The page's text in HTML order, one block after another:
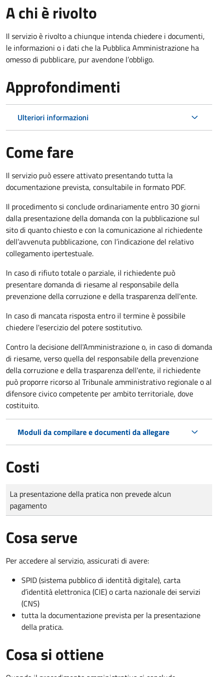
A chi è rivolto
Il servizio è rivolto a chiunque intenda chiedere i documenti,
le informazioni o i dati che la Pubblica Amministrazione ha
omesso di pubblicare, pur avendone l’obbligo.
Approfondimenti
Ulteriori informazioni
Come fare
Il servizio può essere attivato presentando tutta la
documentazione prevista, consultabile in formato PDF.
Il procedimento si conclude ordinariamente entro 30 giorni
dalla presentazione della domanda con la pubblicazione sul
sito di quanto chiesto e con la comunicazione al richiedente
dell’avvenuta pubblicazione, con l’indicazione del relativo
collegamento ipertestuale.
In caso di rifiuto totale o parziale, il richiedente può
presentare domanda di riesame al responsabile della
prevenzione della corruzione e della trasparenza dell'ente.
In caso di mancata risposta entro il termine è possibile
chiedere l'esercizio del potere sostitutivo.
Contro la decisione dell'Amministrazione o, in caso di domanda
di riesame, verso quella del responsabile della prevenzione
della corruzione e della trasparenza dell'ente, il richiedente
può proporre ricorso al Tribunale amministrativo regionale o al
difensore civico competente per ambito territoriale, dove
costituito.
Moduli da compilare e documenti da allegare
Costi
Tipo di pagamento
Importo
La presentazione della pratica non prevede alcun
pagamento
Cosa serve
Per accedere al servizio, assicurati di avere:
SPID (sistema pubblico di identità digitale), carta
d’identità elettronica (CIE) o carta nazionale dei servizi
(CNS)
tutta la documentazione prevista per la presentazione
della pratica.
Cosa si ottiene